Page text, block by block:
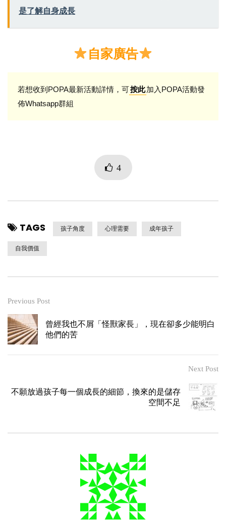
是了解自身成長
自家廣告
若想收到POPA最新活動詳情，可按此加入POPA活動發
佈Whatsapp群組
4
TAGS 孩子角度 心理需要 成年孩子
自我價值
Previous Post
曾經我也不屑「怪獸家長」，現在卻多少能明白
他們的苦
Next Post
不願放過孩子每一個成長的細節，換來的是儲存
空間不足